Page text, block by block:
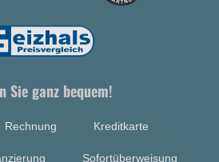
Sie ganz bequem!
Rechnung Kreditkarte
Sofortüberweisung